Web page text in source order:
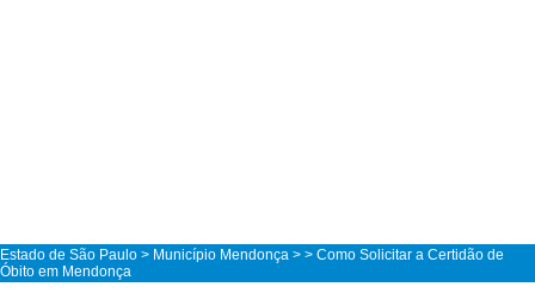
Estado de São Paulo > Município Mendonça > > Como Solicitar a Certidão de
Óbito em Mendonça